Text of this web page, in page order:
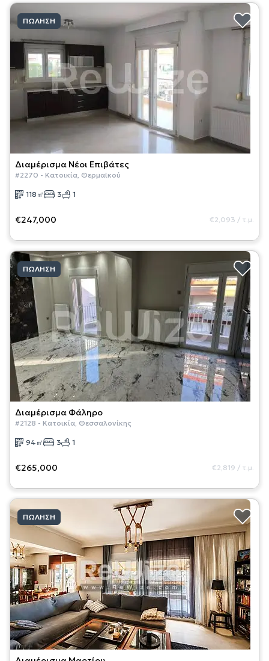
ΠΏΛΗΣΗ
Διαμέρισμα Νέοι Επιβάτες
#2270 - Κατοικία, Θερμαϊκού
118 ㎡ 3 1
€247,000 €2,093 / τ.μ.
ΠΏΛΗΣΗ
Διαμέρισμα Φάληρο
#2128 - Κατοικία, Θεσσαλονίκης
94 ㎡ 3 1
€265,000 €2,819 / τ.μ.
ΠΏΛΗΣΗ